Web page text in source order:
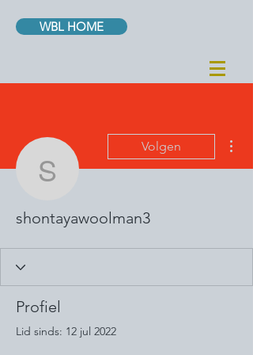
WBL HOME
Volgen
shontayawoolman3
Profiel
Lid sinds: 12 jul 2022